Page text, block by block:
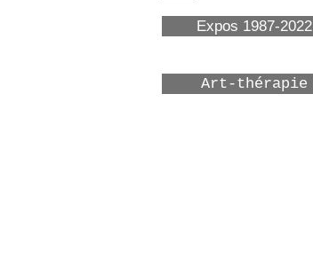
Expos 1987-2022
Art-thérapie